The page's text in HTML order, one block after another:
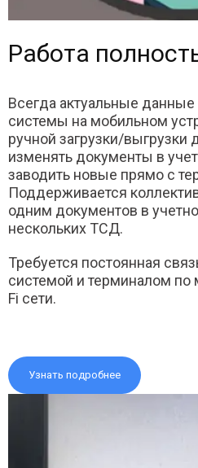
Работа
Всегда актуальные данные
системы на мобильном
ручной загрузки/
изменять документы в
заводить новые прямо с
Поддерживается
одним документов в
нескольких ТСД.
Требуется постоянная
системой и терминалом по
Fi сети.
Узнать подробнее